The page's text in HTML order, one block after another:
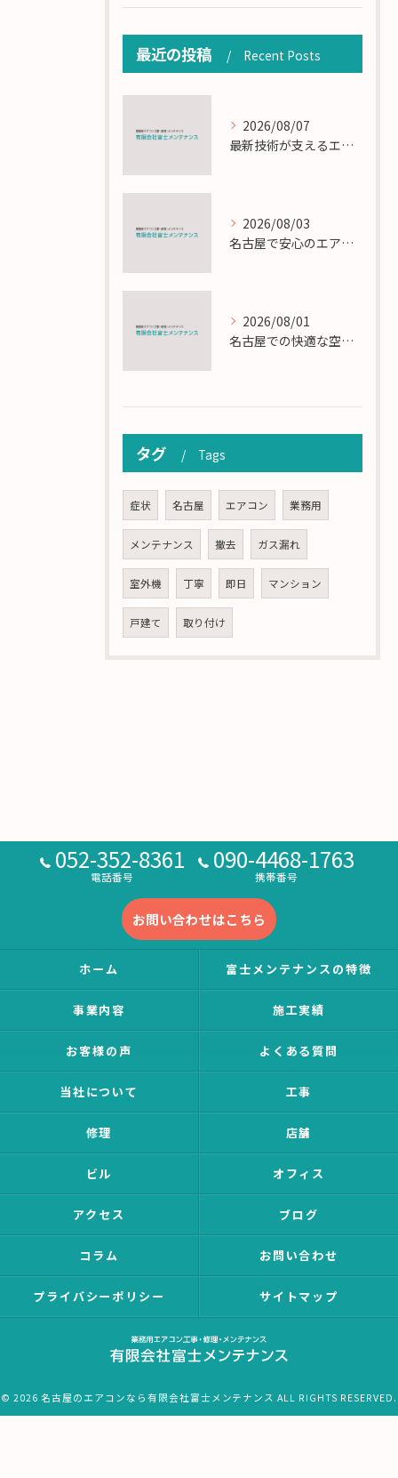
最近の投稿 Recent Posts
2026/08/07
最新技術が支えるエアコン工事の匠の技術解説
2026/08/03
名古屋で安心のエアコン工事と定期メンテナンスの重要性
2026/08/01
名古屋での快適な空調を実現するエアコンサービスの技術
タグ Tags
症状 名古屋 エアコン 業務用
メンテナンス 撤去 ガス漏れ
室外機 丁寧 即日 マンション
戸建て 取り付け
052-352-8361
電話番号
090-4468-1763
携帯番号
お問い合わせはこちら
ホーム 富士メンテナンスの特徴
事業内容 施工実績
お客様の声 よくある質問
当社について 工事
修理 店舗
ビル オフィス
アクセス ブログ
コラム お問い合わせ
プライバシーポリシー サイトマップ
© 2026 名古屋のエアコンなら有限会社富士メンテナンス ALL RIGHTS RESERVED.